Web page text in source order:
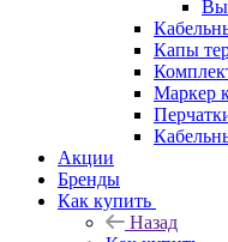
Капы
Маркер
Акции
Бренды
Как купить
Назад